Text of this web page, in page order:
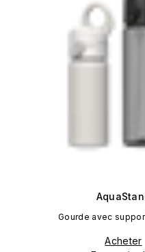
Gourde avec
Acheter